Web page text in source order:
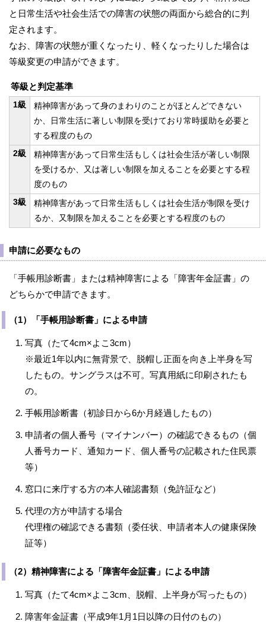
と日常生活や社会生活での障害の状態の両面から総合的に判
定されます。
なお、障害の状態が重くなったり、軽くなったりした場合は
等級変更の申請ができます。
等級と判定基準
1級
精神障害があって身のまわりのことがほとんどできない
か、日常生活に著しい制限を受けており常時援助を必要と
する程度のもの
2級
精神障害があって日常生活もしくは社会生活が著しい制限
を受けるか、又は著しい制限を加えることを必要とする程
度のもの
3級
精神障害があって日常生活もしくは社会生活が制限を受け
るか、又制限を加えることを必要とする程度のもの
申請に必要なもの
「手帳用診断書」または精神障害による「障害年金証書」の
どちらかで申請できます。
（1）「手帳用診断書」による申請
写真（たて4cm×よこ3cm）
※最近1年以内に無背景で、脱帽し正面を向き上半身を写
したもの。サングラスは不可。写真用紙に印刷されたも
の。
手帳用診断書（初診日から6か月経過したもの）
申請者の個人番号（マイナンバー）の確認できるもの（個
人番号カード、通知カード、個人番号の記載された住民票
等）
窓口に来庁する方の本人確認書類（免許証など）
代理の方が申請する場合
代理権の確認できる書類（委任状、申請者本人の健康保険
証等）
（2）精神障害による「障害年金証書」による申請
写真（たて4cm×よこ3cm、脱帽、上半身が写ったもの）
障害年金証書（平成9年1月1日以降の日付のもの）